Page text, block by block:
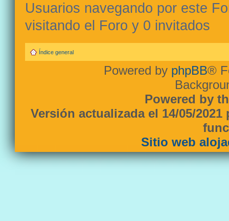
Usuarios navegando por este
visitando el Foro y 0 invitados
Índice general
Powered by phpBB®
Powered by
Versión actualizada el 14/05/
Sitio web